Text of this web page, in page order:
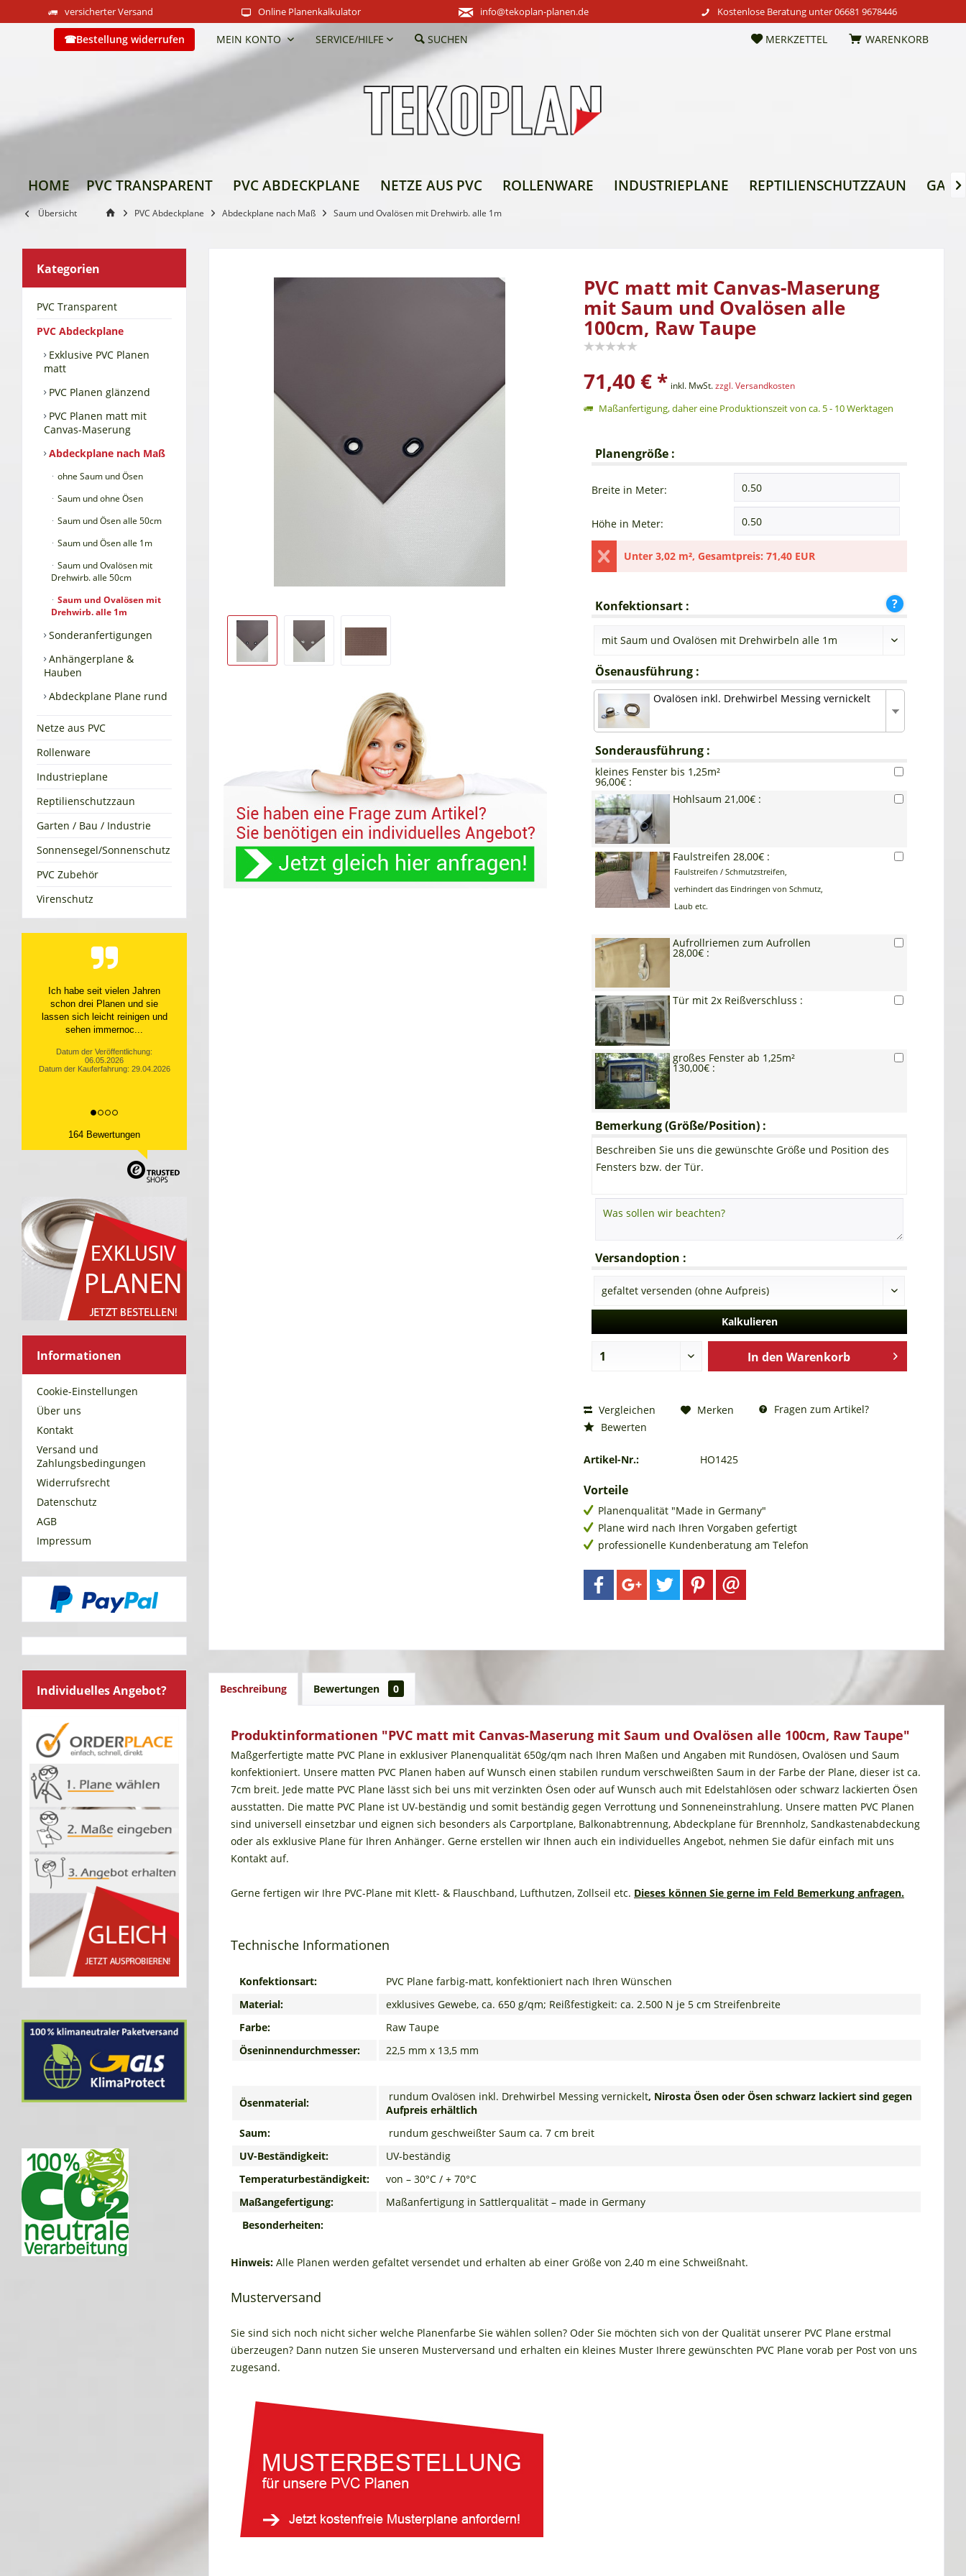
versicherter Versand Online Planenkalkulator info@tekoplan-planen.de Kostenlose Beratung unter06681 9678446
Bestellung widerrufen WARENKORB
MERKZETTEL
MEIN KONTO SERVICE/HILFE SUCHEN
HOME PVC TRANSPARENT PVC ABDECKPLANE NETZE AUS PVC ROLLENWARE INDUSTRIEPLANE REPTILIENSCHUTZZAUN 
Übersicht PVC Abdeckplane Abdeckplane nach Maß Saum und Ovalösen mit Drehwirb. alle 1m
Kategorien
PVC Transparent
PVC Abdeckplane
Exklusive PVC Planen
matt
PVC Planen glänzend
PVC Planen matt mit
Canvas-Maserung
Abdeckplane nach Maß
ohne Saum und Ösen
Saum und ohne Ösen
Saum und Ösen alle 50cm
Saum und Ösen alle 1m
Saum und Ovalösen mit
Drehwirb. alle 50cm
Saum und Ovalösen mit
Drehwirb. alle 1m
Sonderanfertigungen
Anhängerplane &
Hauben
Abdeckplane Plane rund
Netze aus PVC
Rollenware
Industrieplane
Reptilienschutzzaun
Garten / Bau / Industrie
Sonnensegel/Sonnenschutz
PVC Zubehör
Virenschutz
Top Service, top Produkt
Datum der Veröffentlichung:
10.04.2026
Datum der Kauferfahrung: 31.03.2026
164 Bewertungen
Informationen
Cookie-Einstellungen
Über uns
Kontakt
Versand und
Zahlungsbedingungen
Widerrufsrecht
Datenschutz
AGB
Impressum
Individuelles Angebot?
PVC matt mit Canvas-Maserung
mit Saum und Ovalösen alle
100cm, Raw Taupe
71,40 € * inkl. MwSt.zzgl. Versandkosten
Maßanfertigung, daher eine Produktionszeit von ca. 5 - 10 Werktagen
Planengröße :
Breite in Meter:
Höhe in Meter:
Unter 3,02 m², Gesamtpreis: 71,40 EUR
Konfektionsart :
Ösenausführung :
Ovalösen inkl. Drehwirbel Messing vernickelt
Sonderausführung :
kleines Fenster bis 1,25m²
96,00€ :
Hohlsaum 21,00€ :
Faulstreifen 28,00€ :
Faulstreifen / Schmutzstreifen,
verhindert das Eindringen von Schmutz,
Laub etc.
Aufrollriemen zum Aufrollen
28,00€ :
Tür mit 2x Reißverschluss :
großes Fenster ab 1,25m²
130,00€ :
Bemerkung (Größe/Position) :
Beschreiben Sie uns die gewünschte Größe und Position des
Fensters bzw. der Tür.
Versandoption :
Kalkulieren
In den Warenkorb
Vergleichen Merken
Fragen zum Artikel?
Bewerten
Artikel-Nr.: HO1425
Vorteile
Planenqualität "Made in Germany"
Plane wird nach Ihren Vorgaben gefertigt
professionelle Kundenberatung am Telefon
Beschreibung Bewertungen 0
Produktinformationen "PVC matt mit Canvas-Maserung mit Saum und Ovalösen alle 100cm, Raw Taupe"
Maßgerfertigte matte PVC Plane in exklusiver Planenqualität 650g/qm nach Ihren Maßen und Angaben mit Rundösen, Ovalösen und Saum
konfektioniert. Unsere matten PVC Planen haben auf Wunsch einen stabilen rundum verschweißten Saum in der Farbe der Plane, dieser ist ca.
7cm breit. Jede matte PVC Plane lässt sich bei uns mit verzinkten Ösen oder auf Wunsch auch mit Edelstahlösen oder schwarz lackierten Ösen
ausstatten. Die matte PVC Plane ist UV-beständig und somit beständig gegen Verrottung und Sonneneinstrahlung. Unsere matten PVC Planen
sind universell einsetzbar und eignen sich besonders als Carportplane, Balkonabtrennung, Abdeckplane für Brennholz, Sandkastenabdeckung
oder als exklusive Plane für Ihren Anhänger. Gerne erstellen wir Ihnen auch ein individuelles Angebot, nehmen Sie dafür einfach mit uns
Kontakt auf.
Gerne fertigen wir Ihre PVC-Plane mit Klett- & Flauschband, Lufthutzen, Zollseil etc. Dieses können Sie gerne im Feld Bemerkung anfragen.
Technische Informationen
Konfektionsart:
PVC Plane farbig-matt, konfektioniert nach Ihren Wünschen
Material:
exklusives Gewebe, ca. 650 g/qm; Reißfestigkeit: ca. 2.500 N je 5 cm Streifenbreite
Farbe:
Raw Taupe
Öseninnendurchmesser:
22,5 mm x 13,5 mm
Ösenmaterial: rundum Ovalösen inkl. Drehwirbel Messing vernickelt, Nirosta Ösen oder Ösen schwarz lackiert sind gegen
Aufpreis erhältlich
Saum:
rundum geschweißter Saum ca. 7 cm breit
UV-Beständigkeit:
UV-beständig
Temperaturbeständigkeit:
von – 30°C / + 70°C
Maßangefertigung:
Maßanfertigung in Sattlerqualität – made in Germany
Besonderheiten:
Hinweis: Alle Planen werden gefaltet versendet und erhalten ab einer Größe von 2,40 m eine Schweißnaht.
Musterversand
Sie sind sich noch nicht sicher welche Planenfarbe Sie wählen sollen? Oder Sie möchten sich von der Qualität unserer PVC Plane erstmal
überzeugen? Dann nutzen Sie unseren Musterversand und erhalten ein kleines Muster Ihrere gewünschten PVC Plane vorab per Post von uns
zugesand.